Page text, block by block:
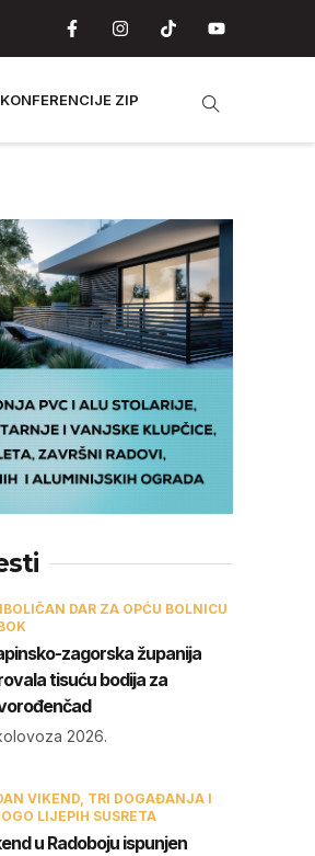
KONFERENCIJE ZIP
DAR ZA OPĆU BOLNICU
zagorska županija
tisuću bodija za
2026.
VIKEND, TRI DOGAĐANJA I
LIJEPIH SUSRETA
u Radoboju ispunjen